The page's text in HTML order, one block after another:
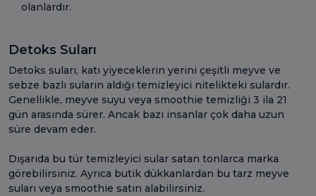
olanlardır.
Detoks Suları
Detoks suları, katı yiyeceklerin yerini çeşitli meyve ve
sebze bazlı suların aldığı temizleyici nitelikteki sulardır.
Genellikle, meyve suyu veya smoothie temizliği 3 ila 21
gün arasında sürer. Ancak bazı insanlar çok daha uzun
süre devam eder.
Dışarıda bu tür temizleyici sular satan tonlarca marka
görebilirsiniz. Ayrıca butik dükkanlardan bu tarz meyve
suları veya smoothie satın alabilirsiniz.